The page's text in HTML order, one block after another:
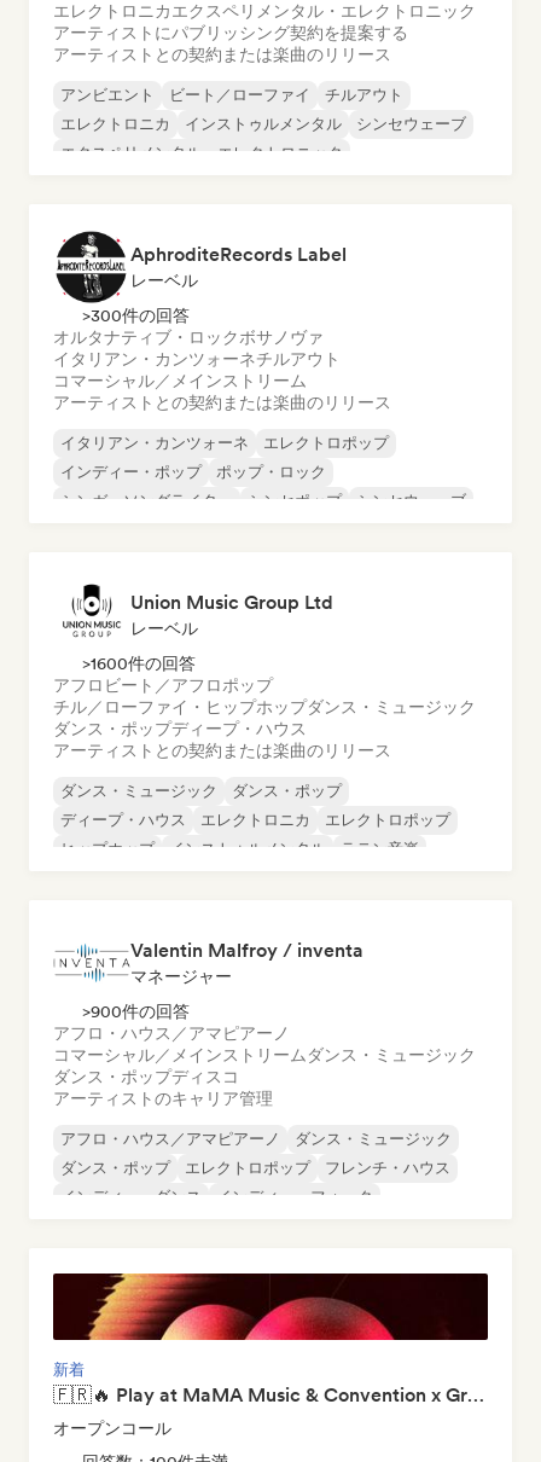
エレクトロニカエクスペリメンタル・エレクトロニック
アーティストにパブリッシング契約を提案する
アーティストとの契約または楽曲のリリース
アンビエント ビート／ローファイ
チルアウト
エレクトロニカ
インストゥルメンタル
シンセウェーブ
エクスペリメンタル・エレクトロニック
AphroditeRecords Label
レーベル
>300件の回答
オルタナティブ・ロックボサノヴァ
イタリアン・カンツォーネチルアウト
コマーシャル／メインストリーム
アーティストとの契約または楽曲のリリース
イタリアン・カンツォーネ
エレクトロポップ
インディー・ポップ
ポップ・ロック
シンガーソングライター
シンセポップ
シンセウェーブ
Union Music Group Ltd
レーベル
>1600件の回答
アフロビート／アフロポップ
チル／ローファイ・ヒップホップダンス・ミュージック
ダンス・ポップディープ・ハウス
アーティストとの契約または楽曲のリリース
ダンス・ミュージック
ダンス・ポップ
ディープ・ハウス
エレクトロニカ
エレクトロポップ
ヒップホップ
インストゥルメンタル ラテン音楽
Valentin Malfroy / inventa
マネージャー
>900件の回答
アフロ・ハウス／アマピアーノ
コマーシャル／メインストリーム ダンス・ミュージック
ダンス・ポップディスコ
アーティストのキャリア管理
アフロ・ハウス／アマピアーノ
ダンス・ミュージック
ダンス・ポップ
エレクトロポップ
フレンチ・ハウス
インディー・ダンス
インディー・フォーク
新着
🇫🇷🔥 Play at MaMA Music & Convention x Groover Showcase 2026
オープンコール